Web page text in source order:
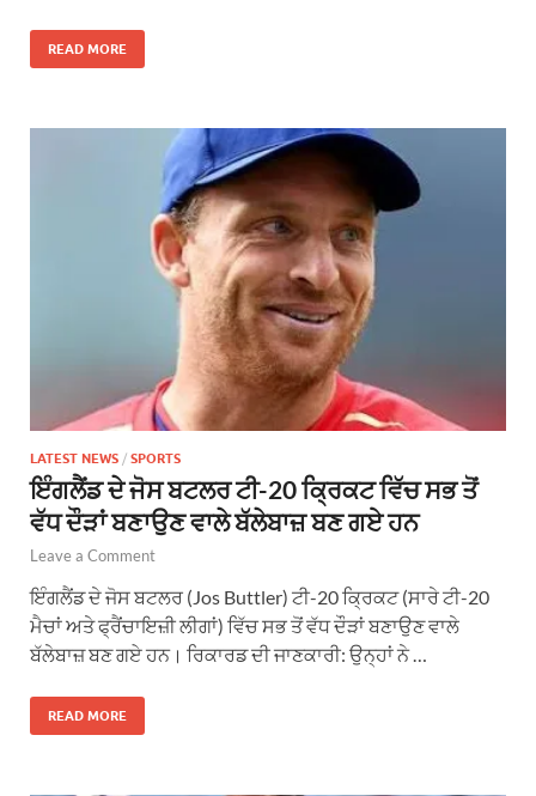
READ MORE
LATEST NEWS / SPORTS
ਇੰਗਲੈਂਡ ਦੇ ਜੋਸ ਬਟਲਰ ਟੀ-20 ਕ੍ਰਿਕਟ ਵਿੱਚ ਸਭ ਤੋਂ
ਵੱਧ ਦੌੜਾਂ ਬਣਾਉਣ ਵਾਲੇ ਬੱਲੇਬਾਜ਼ ਬਣ ਗਏ ਹਨ
Leave a Comment
ਇੰਗਲੈਂਡ ਦੇ ਜੋਸ ਬਟਲਰ (Jos Buttler) ਟੀ-20 ਕ੍ਰਿਕਟ (ਸਾਰੇ ਟੀ-20
ਮੈਚਾਂ ਅਤੇ ਫ੍ਰੈਂਚਾਇਜ਼ੀ ਲੀਗਾਂ) ਵਿੱਚ ਸਭ ਤੋਂ ਵੱਧ ਦੌੜਾਂ ਬਣਾਉਣ ਵਾਲੇ
ਬੱਲੇਬਾਜ਼ ਬਣ ਗਏ ਹਨ। ਰਿਕਾਰਡ ਦੀ ਜਾਣਕਾਰੀ: ਉਨ੍ਹਾਂ ਨੇ …
READ MORE